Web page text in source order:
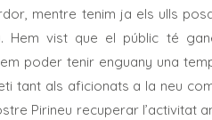
mentre tenim ja els ulls
Hem vist que el públic té
poder tenir enguany una
tant als aficionats a la neu
Pirineu recuperar l’activitat